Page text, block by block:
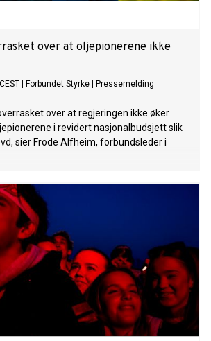
over at oljepionerene ikke
Forbundet Styrke Pressemelding
over at regjeringen ikke øker
i revidert nasjonalbudsjett slik
sier Frode Alfheim, forbundsleder i